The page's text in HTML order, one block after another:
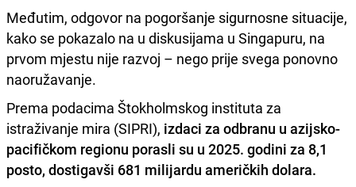
Međutim, odgovor na pogoršanje sigurnosne situacije,
kako se pokazalo na u diskusijama u Singapuru, na
prvom mjestu nije razvoj – nego prije svega ponovno
naoružavanje.
Prema podacima Štokholmskog instituta za
istraživanje mira (SIPRI), izdaci za odbranu u azijsko-
pacifičkom regionu porasli su u 2025. godini za 8,1
posto, dostigavši 681 milijardu američkih dolara.